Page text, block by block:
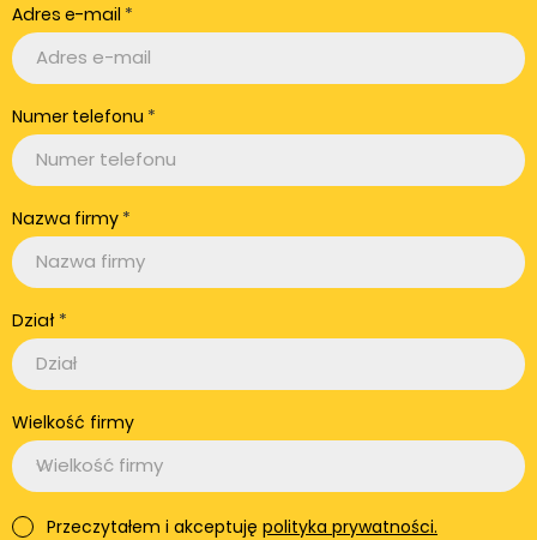
Adres e-mail
Numer telefonu
Dział
Przeczytałem i akceptuję polityka prywatności.
Wielkość firmy
Nazwa firmy